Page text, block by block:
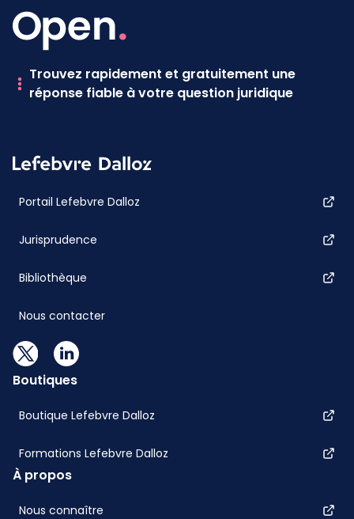
Trouvez rapidement et gratuitement une
réponse fiable à votre question juridique
Portail Lefebvre Dalloz
Jurisprudence
Bibliothèque
Nous contacter
Boutiques
Boutique Lefebvre Dalloz
Formations Lefebvre Dalloz
À propos
Nous connaître